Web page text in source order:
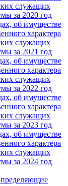
служащих
за 2020 год
об имуществе
характера
служащих
за 2021 год
об имуществе
характера
служащих
за 2022 год
об имуществе
характера
служащих
за 2023 год
об имуществе
характера
служащих
за 2024 год